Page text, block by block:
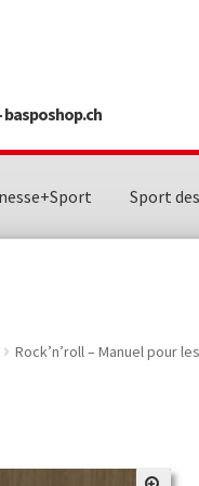
basposhop.ch
Sport
Rock’n’roll – Manuel pour